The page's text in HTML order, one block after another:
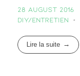
28 August 2016
DIY/entretien
Lire la suite